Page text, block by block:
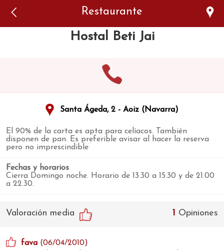
Restaurante
Hostal Beti Jai
Santa Ágeda, 2 - Aoiz (Navarra)
El 90% de la carta es apta para celíacos. También
disponen de pan. Es preferible avisar al hacer la reserva
pero no imprescindible
Fechas y horarios
Cierra Domingo noche. Horario de 13.30 a 15.30 y de 21.00
a 22.30.
1 Opiniones
Valoración media
fava (06/04/2010)
authorized to show the cookie declaration for domain group
ID 546ddaab-b478-4440-aa8a-3b0205284212. Please add it to
the domain group in the Cookiebot Manager to authorize